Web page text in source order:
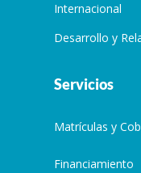
Internacional
Desarrollo y
Servicios
Matrículas y
Financiamiento